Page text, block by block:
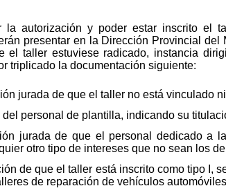
la autorización y poder estar inscrito el
presentar en la Dirección Provincial
el taller estuviese radicado, instancia
triplicado la documentación siguiente:
jurada de que el taller no está vinculado
personal de plantilla, indicando su
jurada de que el personal dedicado a
otro tipo de intereses que no sean los
de que el taller está inscrito como tipo I,
de reparación de vehículos